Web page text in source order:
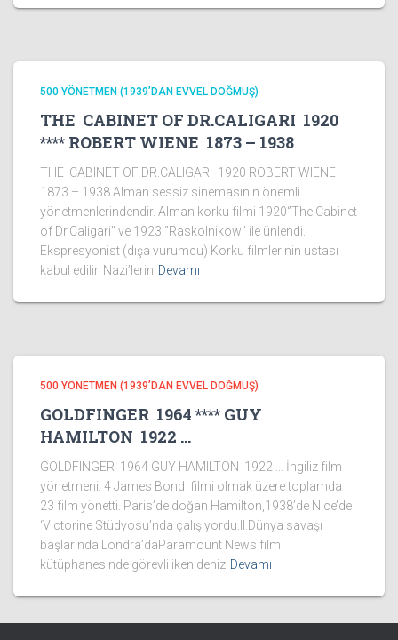
500 YÖNETMEN (1939’DAN EVVEL DOĞMUŞ)
THE CABINET OF DR.CALIGARI 1920
**** ROBERT WIENE 1873 – 1938
THE CABINET OF DR.CALIGARI 1920 ROBERT WIENE
1873 – 1938 Alman sessiz sinemasının önemli
yönetmenlerindendir. Alman korku filmi 1920‘’The Cabinet
of Dr.Caligari’’ ve 1923 ‘’Raskolnikow’’ ile ünlendi.
Ekspresyonist (dışa vurumcu) Korku filmlerinin ustası
kabul edilir. Nazi’lerin Devamı
500 YÖNETMEN (1939’DAN EVVEL DOĞMUŞ)
GOLDFINGER 1964 **** GUY
HAMILTON 1922 …
GOLDFINGER 1964 GUY HAMILTON 1922 … İngiliz film
yönetmeni. 4 James Bond filmi olmak üzere toplamda
23 film yönetti. Paris’de doğan Hamilton,1938’de Nice’de
‘Victorine Stüdyosu’nda çalışıyordu.II.Dünya savaşı
başlarında Londra’daParamount News film
kütüphanesinde görevli iken deniz Devamı